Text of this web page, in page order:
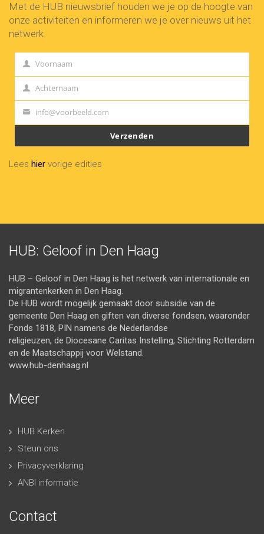
Met de HUB nieuwsbrief houden we je op de hoogte van
onze activiteiten en informeren we je over nieuws uit het
netwerk.
First
Voornaam
Last
Achternaam
info@voorbeeld.com
Verzenden
Lees hier vorige edities
HUB: Geloof in Den Haag
HUB – Geloof in Den Haag is het netwerk van internationale en
migrantenkerken in Den Haag.
De HUB wordt mogelijk gemaakt door subsidie van de
gemeente Den Haag en giften van diverse fondsen, waaronder
Fonds 1818, PIN namens de Nederlandse
religieuzen, de Diocesane Caritas Instelling, Stichting Rotterdam
en de Maatschappij voor Welstand.
www.hub-denhaag.nl
Meer
HUB Kerken
Steun ons
Privacyverklaring
ANBI informatie
Contact